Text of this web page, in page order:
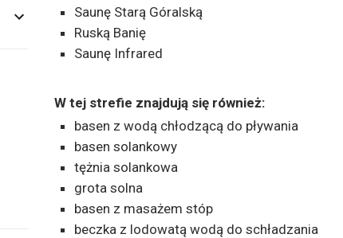
Saunę Starą Góralską
Ruską Banię
Saunę Infrared
W tej strefie znajdują się również:
basen z wodą chłodzącą do pływania
basen solankowy
tężnia solankowa
grota solna
basen z masażem stóp
beczka z lodowatą wodą do schładzania